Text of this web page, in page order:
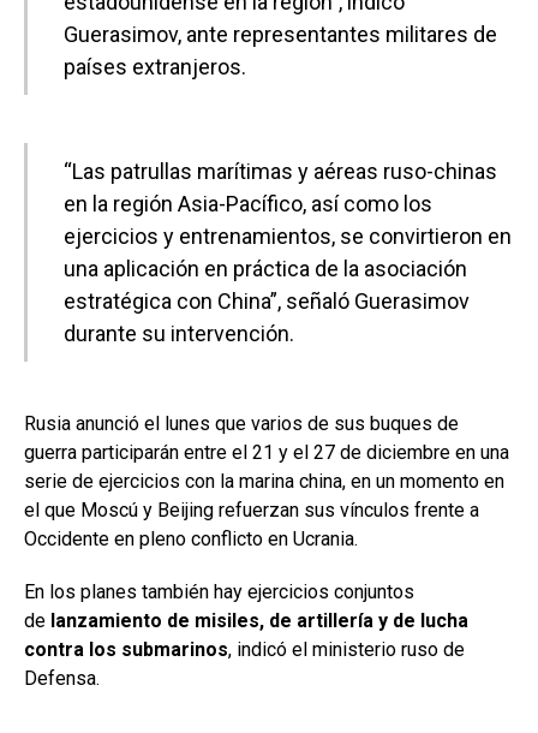
Guerasimov, ante representantes militares de
países extranjeros.
“Las patrullas marítimas y aéreas ruso-chinas
en la región Asia-Pacífico, así como los
ejercicios y entrenamientos, se convirtieron en
una aplicación en práctica de la asociación
estratégica con China”, señaló Guerasimov
durante su intervención.
Rusia anunció el lunes que varios de sus buques de
guerra participarán entre el 21 y el 27 de diciembre en una
serie de ejercicios con la marina china, en un momento en
el que Moscú y Beijing refuerzan sus vínculos frente a
Occidente en pleno conflicto en Ucrania.
En los planes también hay ejercicios conjuntos
de lanzamiento de misiles, de artillería y de lucha
contra los submarinos, indicó el ministerio ruso de
Defensa.